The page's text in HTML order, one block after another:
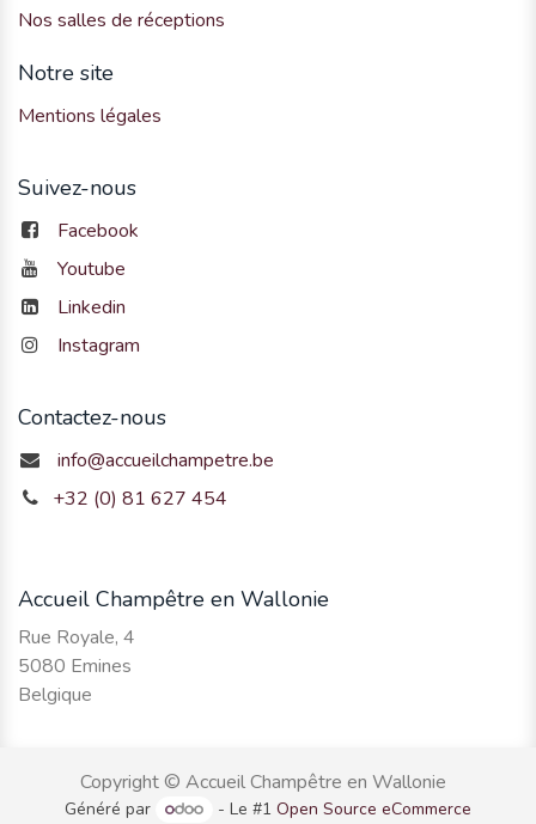
Nos salles de réceptions
Notre site
Mentions légales
Suivez-nous
Facebook
Youtube
Linkedin
Instagram
Contactez-nous
info@accueilchampetre.be
+32 (0) 81 627 454
Accueil Champêtre en Wallonie
Rue Royale, 4
5080 Emines
Belgique
Copyright © Accueil Champêtre en Wallonie
Généré par - Le #1Open Source eCommerce